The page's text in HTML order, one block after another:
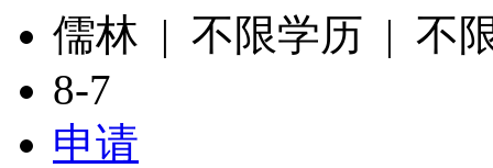
儒林 | 不限学历 | 不
8-7
申请